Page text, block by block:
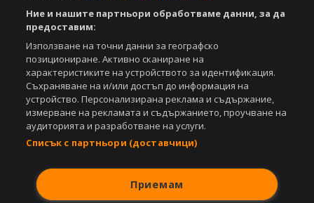
Ние и нашите партньори обработваме данни, за да
предоставим:
Използване на точни данни за географско
позициониране. Активно сканиране на
характеристиките на устройството за идентификация.
Съхраняване на и/или достъп до информация на
устройство. Персонализирана реклама и съдържание,
измерване на рекламата и съдържанието, проучване на
аудиторията и разработване на услуги.
Списък с партньори (доставчици)
Приемам